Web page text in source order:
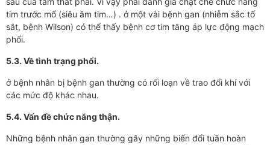
tim trước mổ (siêu âm tim…) . ở một vài bệnh gan (nhiễm sắc tố
sắt, bệnh Wilson) có thể thấy bệnh cơ tim tăng áp lực động mạch
phổi.
5.3. Về tình trạng phổi.
ở bệnh nhân bị bệnh gan thường có rối loạn về trao đổi khí với
các mức độ khác nhau.
5.4. Vấn đề chức năng thận.
Những bệnh nhân gan thường gây những biến đổi tuần hoàn